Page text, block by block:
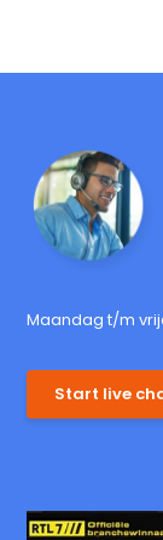
Maandag t/m
Start live